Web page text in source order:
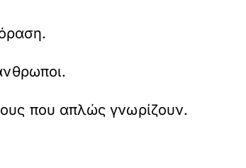
που απλώς γνωρίζουν.